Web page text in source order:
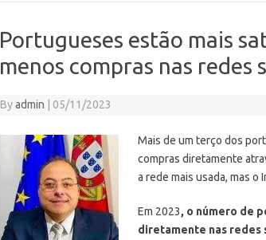
Portugueses estão mais
menos compras nas redes
Byadmin 05/11/2023
Mais de um terço dos
compras diretamente
a rede mais usada, mas o
Em 2023, o número de
diretamente nas redes